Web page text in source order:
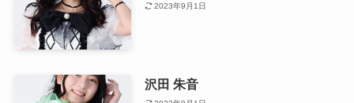
2023年9月1日
沢田 朱音